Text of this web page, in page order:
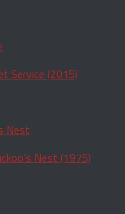
Service (2015)
Nest (1975)